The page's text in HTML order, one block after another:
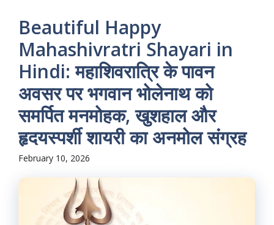
Beautiful Happy
Mahashivratri Shayari in
Hindi: महाशिवरात्रि के पावन
अवसर पर भगवान भोलेनाथ को
समर्पित मनमोहक, खुशहाल और
हृदयस्पर्शी शायरी का अनमोल संग्रह
February 10, 2026